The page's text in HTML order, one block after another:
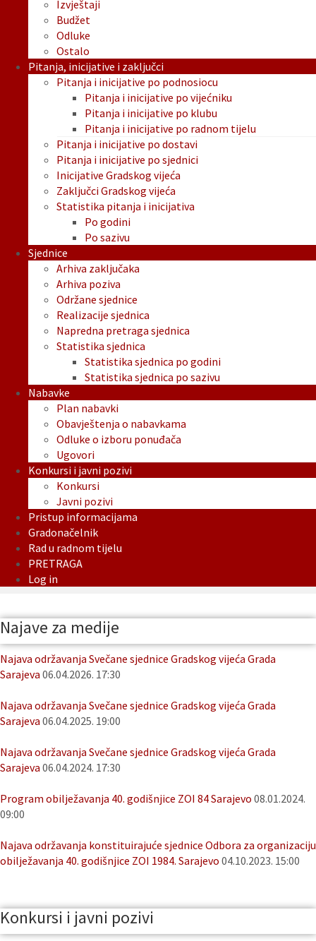
Izvještaji
Budžet
Odluke
Ostalo
Pitanja, inicijative i zaključci
Pitanja i inicijative po podnosiocu
Pitanja i inicijative po vijećniku
Pitanja i inicijative po klubu
Pitanja i inicijative po radnom tijelu
Pitanja i inicijative po dostavi
Pitanja i inicijative po sjednici
Inicijative Gradskog vijeća
Zaključci Gradskog vijeća
Statistika pitanja i inicijativa
Po godini
Po sazivu
Sjednice
Arhiva zaključaka
Arhiva poziva
Održane sjednice
Realizacije sjednica
Napredna pretraga sjednica
Statistika sjednica
Statistika sjednica po godini
Statistika sjednica po sazivu
Nabavke
Plan nabavki
Obavještenja o nabavkama
Odluke o izboru ponuđača
Ugovori
Konkursi i javni pozivi
Konkursi
Javni pozivi
Pristup informacijama
Gradonačelnik
Rad u radnom tijelu
PRETRAGA
Log in
Najave za medije
Najava održavanja Svečane sjednice Gradskog vijeća Grada
Sarajeva 06.04.2026. 17:30
Najava održavanja Svečane sjednice Gradskog vijeća Grada
Sarajeva 06.04.2025. 19:00
Najava održavanja Svečane sjednice Gradskog vijeća Grada
Sarajeva 06.04.2024. 17:30
Program obilježavanja 40. godišnjice ZOI 84 Sarajevo 08.01.2024.
09:00
Najava održavanja konstituirajuće sjednice Odbora za organizaciju
obilježavanja 40. godišnjice ZOI 1984. Sarajevo 04.10.2023. 15:00
Konkursi i javni pozivi